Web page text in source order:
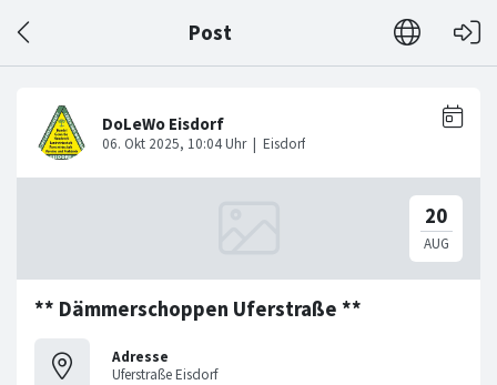
Post
** Dämmerschoppen Uferstraße **
Adresse
Uferstraße Eisdorf